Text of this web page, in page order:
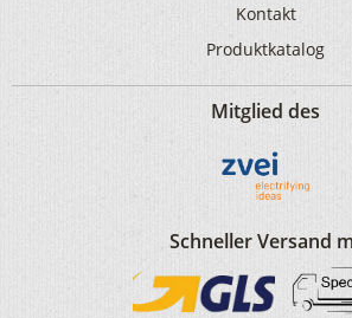
Kontakt
Produktkatalog
Mitglied des
Schneller Versand